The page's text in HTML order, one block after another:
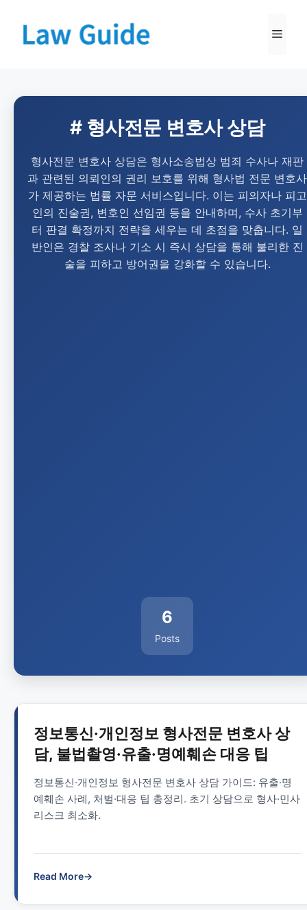
# 형사전문 변호사 상담
형사전문 변호사 상담은 형사소송법상 범죄 수사나 재판
과 관련된 의뢰인의 권리 보호를 위해 형사법 전문 변호사
가 제공하는 법률 자문 서비스입니다. 이는 피의자나 피고
인의 진술권, 변호인 선임권 등을 안내하며, 수사 초기부
터 판결 확정까지 전략을 세우는 데 초점을 맞춥니다. 일
반인은 경찰 조사나 기소 시 즉시 상담을 통해 불리한 진
술을 피하고 방어권을 강화할 수 있습니다.
6
Posts
정보통신·개인정보 형사전문 변호사 상
담, 불법촬영·유출·명예훼손 대응 팁
정보통신·개인정보 형사전문 변호사 상담 가이드: 유출·명
예훼손 사례, 처벌·대응 팁 총정리. 초기 상담으로 형사·민사
리스크 최소화.
Read More→